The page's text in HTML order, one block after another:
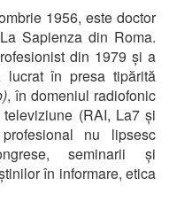
1956, este doctor
Sapienza din Roma.
din 1979 și a
în presa tipărită
, în domeniul radiofonic
(RAI, La7 și
nu lipsesc
seminarii și
în informare, etica